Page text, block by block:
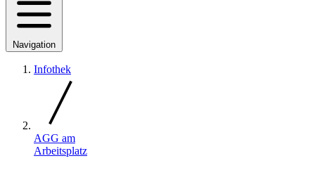
Navigation
Infothek
AGG am
Arbeitsplatz